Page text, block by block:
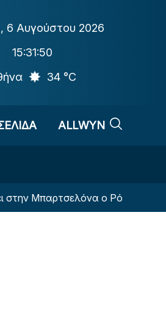
, 6 Αυγούστου 2026
15:31:51
34 °C
ALLWYN
ο Ρόδρι